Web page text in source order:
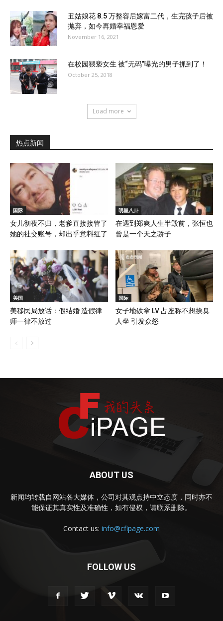
丑姑娘花 8.5 万整容后嫁富二代，生完孩子后被
抛弃，如今再婚幸福恩爱
November 16, 2021
在校园猥亵女生 被“无码”曝光的男子抓到了！
October 25, 2018
Load more
热点新闻
国际
女儿彻夜不归，老爹直接接管了
她的社交账号，却出乎意料红了
明星八卦
在遇到郑爽人生半毁前，张恒也
曾是一个天之骄子
美国
美移民局放话：假结婚 造假律
师一律不放过
国际
女子地铁拿 LV 占座称不想挨臭
人坐 引发众怒
ABOUT US
新闻均转载自网站各大媒体，公司对其观点持中立态度，同时亦不
能保证其真实性及准确性，如有侵权，请联系删除。
Contact us: info@cfipage.com
FOLLOW US